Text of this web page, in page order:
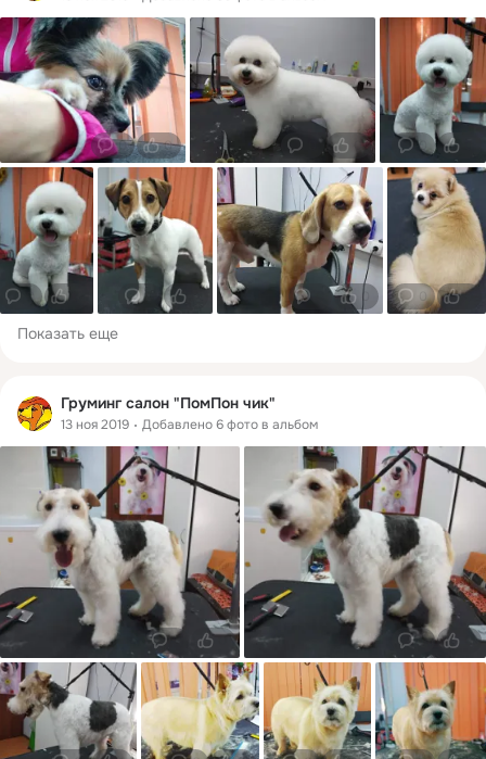
0 0 0
0 0 0 0 0
Показать еще
Груминг салон "ПомПон чик"
13 ноя 2019 Добавлено 6 фото в альбом
0 0 0